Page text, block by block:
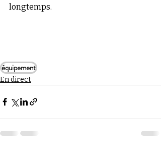
longtemps.
équipement
En direct